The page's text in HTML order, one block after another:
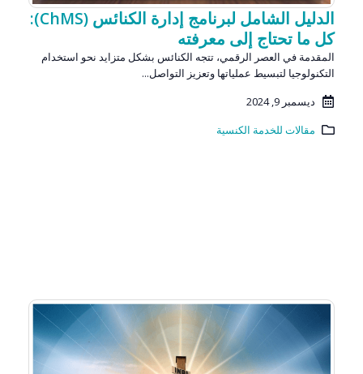
الدليل الشامل لبرنامج إدارة الكنائس (ChMS):
كل ما تحتاج إلى معرفته
المقدمة في العصر الرقمي، تتجه الكنائس بشكل متزايد نحو استخدام
التكنولوجيا لتبسيط عملياتها وتعزيز التواصل...
ديسمبر 9, 2024
مقالات للخدمة الكنسية